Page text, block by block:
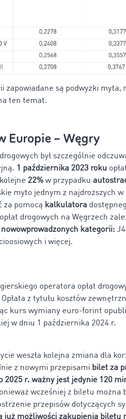
zapowiadane są podwyżki myta,
ten temat.
Europie – Węgry
był szczególnie
1 października 2023 roku
22% w przypadku
myto jednym z najdroższych w
za pomocą kalkulatora
drogowych na Węgrzech
nowowprowadzonych kategorii:
i więcej.
operatora opłat
Opłata z tytułu kosztów
kurs wymiany euro-forint
w dniu 1 października 2024 r.
weszła kolejna zmiana dla
z nowymi przepisami bilet za
2025 r. ważny jest jedynie 120
wcześniej z biletu można
przepisów dotyczących
już możliwości zakupienia biletu